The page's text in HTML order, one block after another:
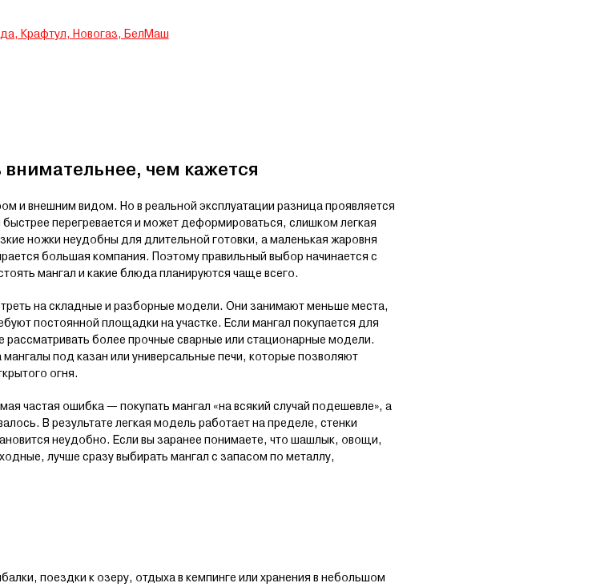
Крафтул, Новогаз, БелМаш
чем кажется
и внешним видом. Но в реальной эксплуатации разница проявляется
перегревается и может деформироваться, слишком легкая
ножки неудобны для длительной готовки, а маленькая жаровня
большая компания. Поэтому правильный выбор начинается с
мангал и какие блюда планируются чаще всего.
на складные и разборные модели. Они занимают меньше места,
постоянной площадки на участке. Если мангал покупается для
рассматривать более прочные сварные или стационарные модели.
под казан или универсальные печи, которые позволяют
огня.
частая ошибка — покупать мангал «на всякий случай подешевле», а
В результате легкая модель работает на пределе, стенки
неудобно. Если вы заранее понимаете, что шашлык, овощи,
лучше сразу выбирать мангал с запасом по металлу,
поездки к озеру, отдыха в кемпинге или хранения в небольшом